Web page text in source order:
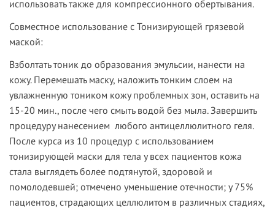
использовать также для компрессионного обертывания.
Совместное использование с Тонизирующей грязевой
маской:
Взболтать тоник до образования эмульсии, нанести на
кожу. Перемешать маску, наложить тонким слоем на
увлажненную тоником кожу проблемных зон, оставить на
15-20 мин., после чего смыть водой без мыла. Завершить
процедуру нанесением любого антицеллюлитного геля.
После курса из 10 процедур с использованием
тонизирующей маски для тела у всех пациентов кожа
стала выглядеть более подтянутой, здоровой и
помолодевшей; отмечено уменьшение отечности; у 75%
пациентов, страдающих целлюлитом в различных стадиях,